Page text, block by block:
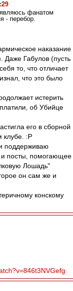
фанатом
- перебор.
наказание
Даже Габулов (пусть
то, что отличает
что это было
истерить
об Убийце
его в сборной
клубе. :P
поддерживаю
посты, помогающее
Лошадь"
он сам же и
конскому